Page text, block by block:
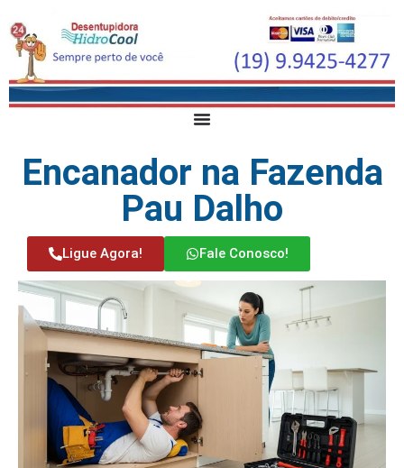
Encanador na Fazenda
Pau Dalho
Ligue Agora! Fale Conosco!